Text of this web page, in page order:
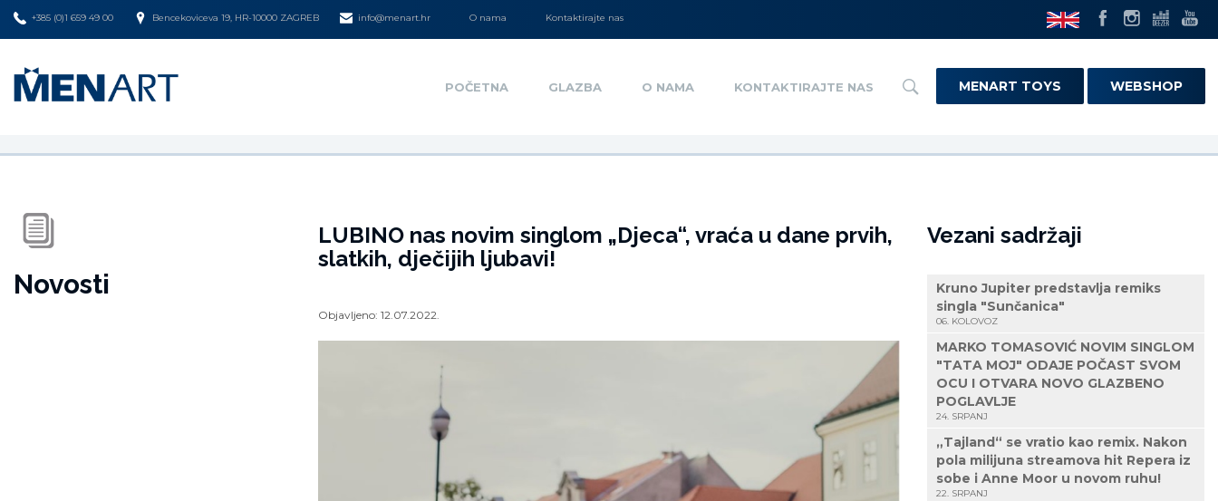
+385 (0)1 659 49 00 Bencekoviceva 19, HR-10000 ZAGREB info@menart.hr O nama Kontaktirajte nas
POČETNA GLAZBA O NAMA KONTAKTIRAJTE NAS MENART TOYS WEBSHOP
Novosti
LUBINO nas novim singlom „Djeca“, vraća u dane prvih,
slatkih, dječijih ljubavi!
Objavljeno: 12.07.2022.
Vezani sadržaji
Kruno Jupiter predstavlja remiks
singla "Sunčanica"
06. KOLOVOZ
MARKO TOMASOVIĆ NOVIM SINGLOM
"TATA MOJ" ODAJE POČAST SVOM
OCU I OTVARA NOVO GLAZBENO
POGLAVLJE
24. SRPANJ
„Tajland“ se vratio kao remix. Nakon
pola milijuna streamova hit Repera iz
sobe i Anne Moor u novom ruhu!
22. SRPANJ